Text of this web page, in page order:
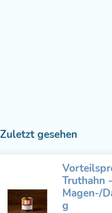
Zuletzt gesehen
Truthahn -
Magen-/
g